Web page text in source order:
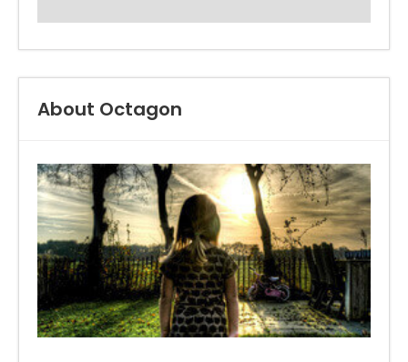
About Octagon